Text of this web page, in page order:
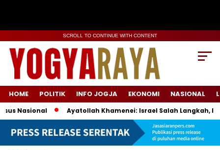
SCROLL TO CONTINUE WITH CONTENT
HOME POLITIK INFO JOGJA EKONOMI NASIONAL
Nasional Ayatollah Khamenei: Israel Salah Langkah, Iran